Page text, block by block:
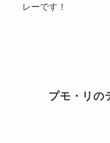
レーです！
プモ・リの